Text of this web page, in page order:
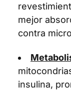
mejor
contra
insulina,